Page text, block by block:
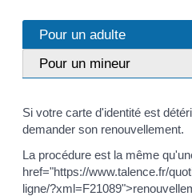
Pour un adulte
Pour un mineur
Si votre carte d'identité est
demander son renouvellement.
La procédure est la même
href="https://www.talence.fr/
ligne/